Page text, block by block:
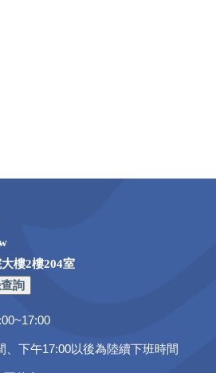
樓2樓204室
、下午17:00以後為陸續下班時間